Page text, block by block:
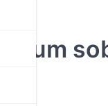
fórum